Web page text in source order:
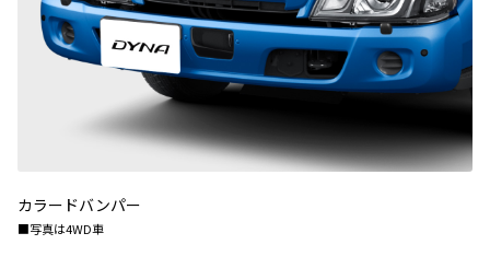
カラードバンパー
■写真は4WD車